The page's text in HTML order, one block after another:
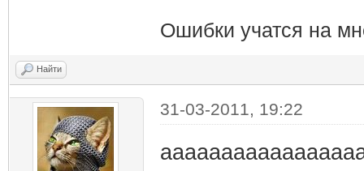
Ошибки учатся на
Найти
31-03-2011, 19:22